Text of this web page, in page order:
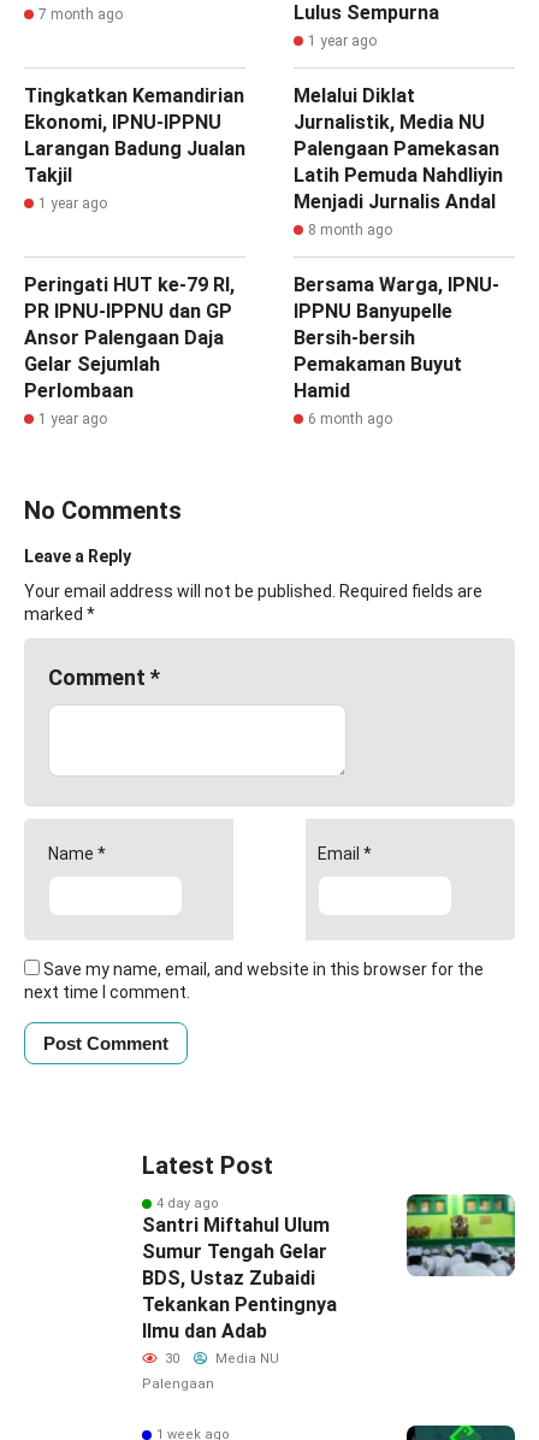
7 month ago
Lulus Sempurna
1 year ago
Tingkatkan Kemandirian
Ekonomi, IPNU-IPPNU
Larangan Badung Jualan
Takjil
1 year ago
Melalui Diklat
Jurnalistik, Media NU
Palengaan Pamekasan
Latih Pemuda Nahdliyin
Menjadi Jurnalis Andal
8 month ago
Peringati HUT ke-79 RI,
PR IPNU-IPPNU dan GP
Ansor Palengaan Daja
Gelar Sejumlah
Perlombaan
1 year ago
Bersama Warga, IPNU-
IPPNU Banyupelle
Bersih-bersih
Pemakaman Buyut
Hamid
6 month ago
No Comments
Leave a Reply
Your email address will not be published. Required fields are
marked *
Comment *
Name * Email *
Save my name, email, and website in this browser for the
next time I comment.
Latest Post
4 day ago
Santri Miftahul Ulum
Sumur Tengah Gelar
BDS, Ustaz Zubaidi
Tekankan Pentingnya
Ilmu dan Adab
30
Media NU
Palengaan
1 week ago